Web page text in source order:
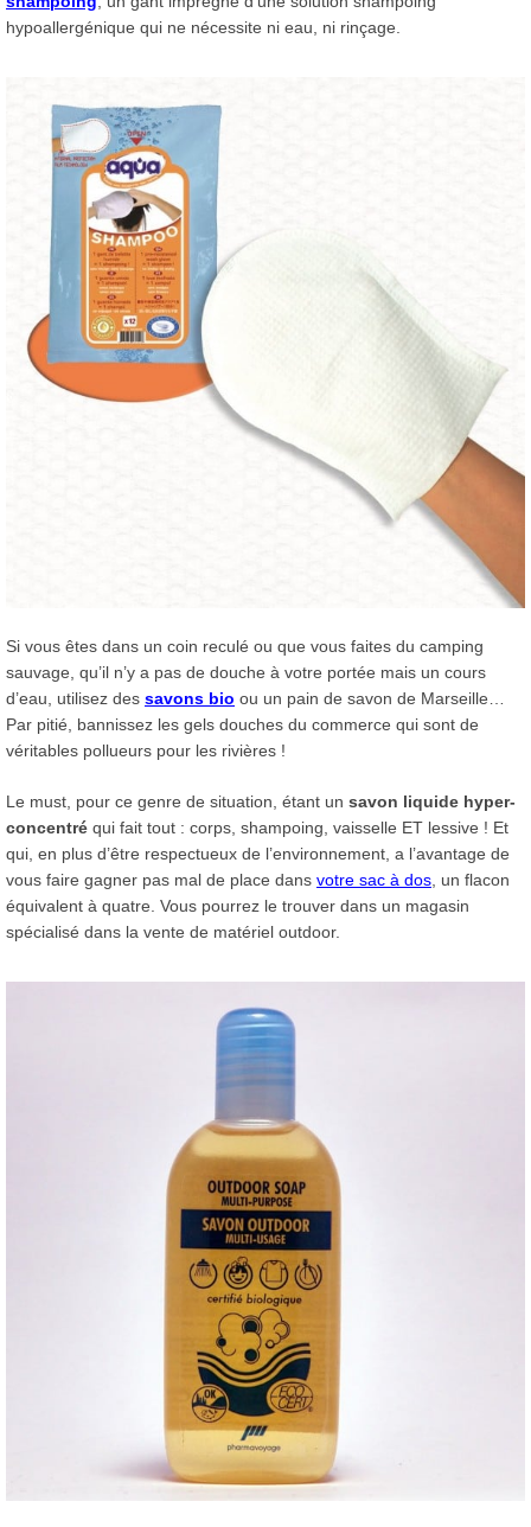
hypoallergénique qui ne nécessite ni eau, ni rinçage.
Si vous êtes dans un coin reculé ou que vous faites du camping
sauvage, qu’il n’y a pas de douche à votre portée mais un cours
d’eau, utilisez des savons bio ou un pain de savon de Marseille…
Par pitié, bannissez les gels douches du commerce qui sont de
véritables pollueurs pour les rivières !
Le must, pour ce genre de situation, étant un savon liquide hyper-
concentré qui fait tout : corps, shampoing, vaisselle ET lessive ! Et
qui, en plus d’être respectueux de l’environnement, a l’avantage de
vous faire gagner pas mal de place dans votre sac à dos , un flacon
équivalent à quatre. Vous pourrez le trouver dans un magasin
spécialisé dans la vente de matériel outdoor.